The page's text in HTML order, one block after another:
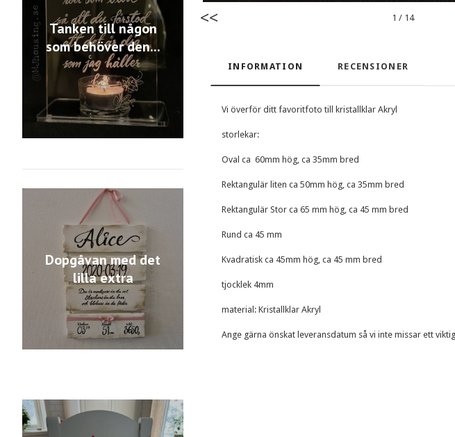
Tanken till någon
som behöver den...
Dopgåvan med det
lilla extra
<< 1 / 14
INFORMATION RECENSIONER
Vi överför ditt favoritfoto till kristallklar Akryl
storlekar:
Oval ca 60mm hög, ca 35mm bred
Rektangulär liten ca 50mm hög, ca 35mm bred
Rektangulär Stor ca 65 mm hög, ca 45 mm bred
Rund ca 45 mm
Kvadratisk ca 45mm hög, ca 45 mm bred
tjocklek 4mm
material: Kristallklar Akryl
Ange gärna önskat leveransdatum så vi inte missar ett